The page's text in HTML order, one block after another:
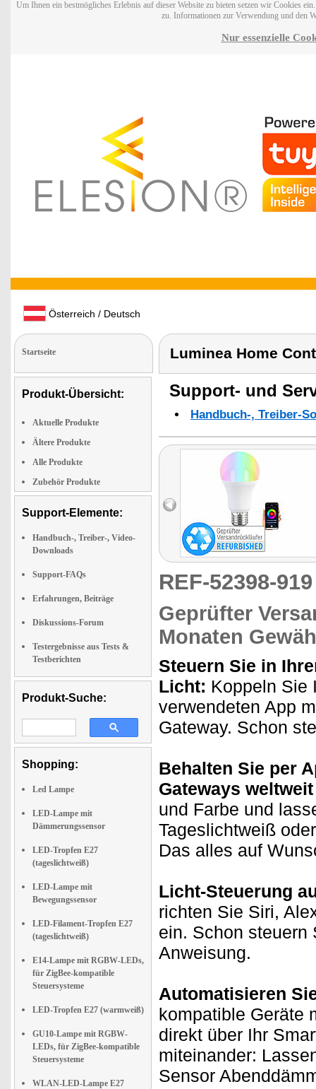
Um Ihnen ein bestmögliches Erlebnis auf dieser Website zu bieten setzen wir Cookies
zu. Informationen zur Verwendung und den
Nur essenzielle
Österreich / Deutsch
Startseite
Produkt-Übersicht:
Aktuelle Produkte
Ältere Produkte
Alle Produkte
Zubehör Produkte
Support-Elemente:
Handbuch-, Treiber-, Video-
Downloads
Support-FAQs
Erfahrungen, Beiträge
Diskussions-Forum
Testergebnisse aus Tests &
Testberichten
Produkt-Suche:
Shopping:
Led Lampe
LED-Lampe mit
Dämmerungssensor
LED-Tropfen E27
(tageslichtweiß)
LED-Lampe mit
Bewegungssensor
LED-Filament-Tropfen E27
(tageslichtweiß)
E14-Lampe mit RGBW-LEDs,
für ZigBee-kompatible
Steuersysteme
LED-Tropfen E27 (warmweiß)
GU10-Lampe mit RGBW-
LEDs, für ZigBee-kompatible
Steuersysteme
WLAN-LED-Lampe E27
Luminea Home
Support- und
Handbuch-, Treiber-
REF-52398-
Geprüfter
Monaten
Steuern Sie in
Licht: Koppeln Sie
verwendeten App
Gateway. Schon
Behalten Sie per
Gateways
und Farbe und
Tageslichtweiß
Das alles auf
Licht-Steuerung
richten Sie Siri,
ein. Schon steuern
Anweisung.
Automatisieren
kompatible Geräte
direkt über Ihr
miteinander:
Sensor